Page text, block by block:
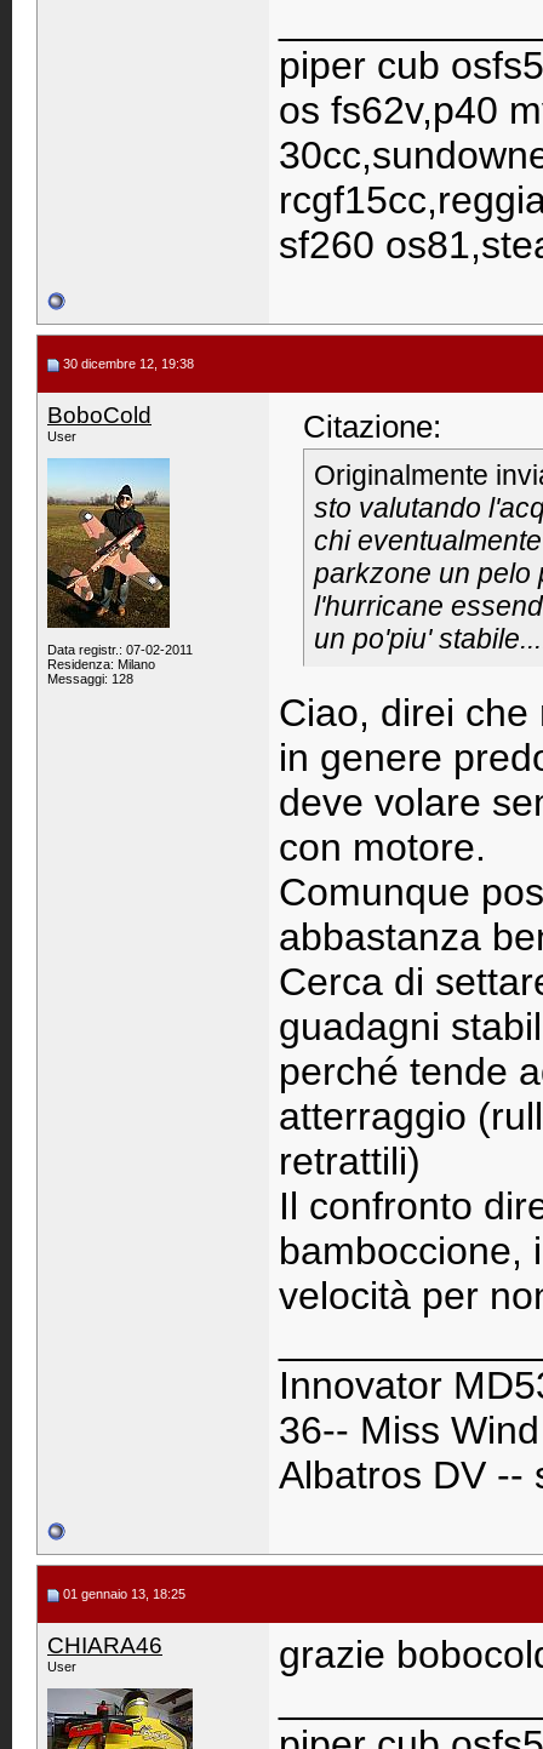
piper cub
os fs62v,p40
sf260
30 dicembre 12, 19:38
BoboCold
User
Data registr.: 07-02-2011
Residenza: Milano
Messaggi: 128
Citazione:
Originalmente
sto valutando
chi
parkzone un pelo
l'hurricane
un po'piu'
Ciao, direi
in genere
deve volare
con motore.
Comunque
abbastanza
Cerca di
guadagni
perché tende
atterraggio
retrattili)
Il confronto
bamboccione,
velocità per
Innovator
36-- Miss
Albatros DV --
01 gennaio 13, 18:25
CHIARA46
User
grazie